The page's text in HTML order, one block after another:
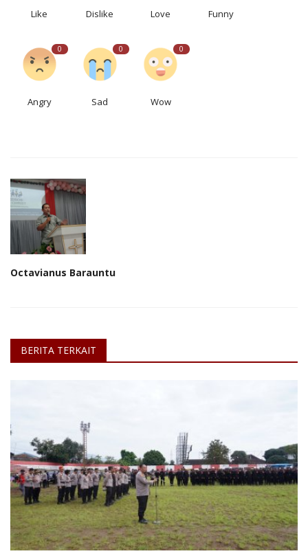
Like Dislike Love Funny
0
Angry
0
Sad
0
Wow
Octavianus Barauntu
BERITA TERKAIT